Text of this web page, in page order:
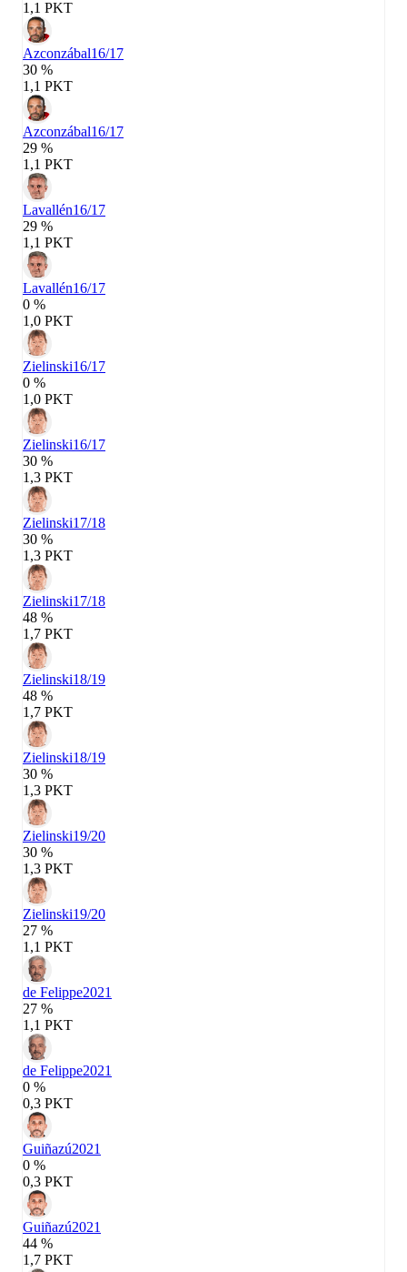
1,1 PKT
Azconzábal16/17
30 %
1,1 PKT
Azconzábal16/17
29 %
1,1 PKT
Lavallén16/17
29 %
1,1 PKT
Lavallén16/17
0 %
1,0 PKT
Zielinski16/17
0 %
1,0 PKT
Zielinski16/17
30 %
1,3 PKT
Zielinski17/18
30 %
1,3 PKT
Zielinski17/18
48 %
1,7 PKT
Zielinski18/19
48 %
1,7 PKT
Zielinski18/19
30 %
1,3 PKT
Zielinski19/20
30 %
1,3 PKT
Zielinski19/20
27 %
1,1 PKT
de Felippe2021
27 %
1,1 PKT
de Felippe2021
0 %
0,3 PKT
Guiñazú2021
0 %
0,3 PKT
Guiñazú2021
44 %
1,7 PKT